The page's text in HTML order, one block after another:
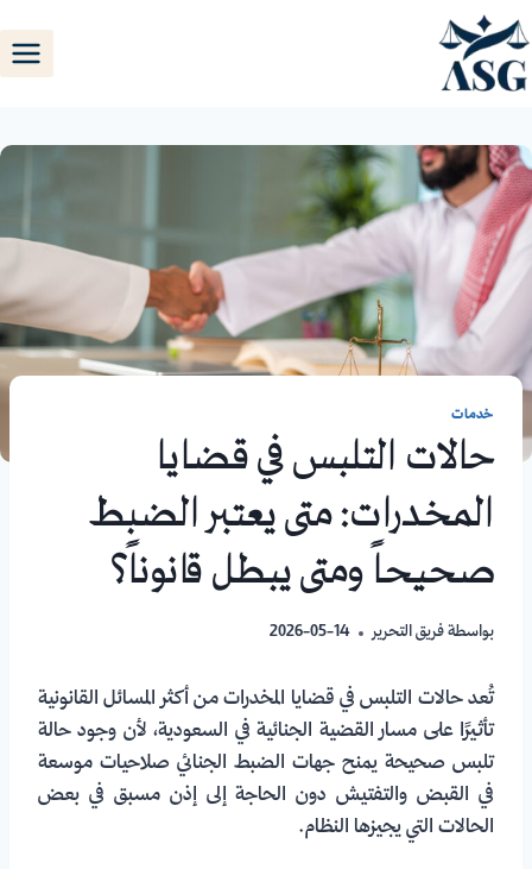
خدمات
حالات التلبس في قضايا
المخدرات: متى يعتبر الضبط
صحيحاً ومتى يبطل قانوناً؟
بواسطةفريق التحرير 2026-05-14
تُعد حالات التلبس في قضايا المخدرات من أكثر المسائل القانونية
تأثيرًا على مسار القضية الجنائية في السعودية، لأن وجود حالة
تلبس صحيحة يمنح جهات الضبط الجنائي صلاحيات موسعة
في القبض والتفتيش دون الحاجة إلى إذن مسبق في بعض
الحالات التي يجيزها النظام.